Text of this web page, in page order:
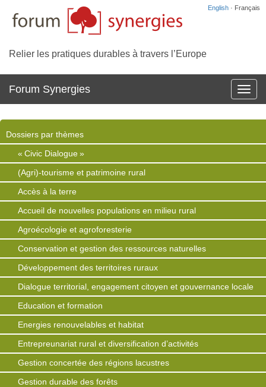
English · Français
Relier les pratiques durables à travers l’Europe
la
Forum Synergies
Dossiers par thèmes
« Civic Dialogue »
(Agri)-tourisme et patrimoine rural
Accès à la terre
Accueil de nouvelles populations en milieu rural
Agroécologie et agroforesterie
Conservation et gestion des ressources naturelles
Développement des territoires ruraux
Dialogue territorial, engagement citoyen et gouvernance locale
Education et formation
Energies renouvelables et habitat
Entrepreunariat rural et diversification d’activités
Gestion concertée des régions lacustres
Gestion durable des forêts